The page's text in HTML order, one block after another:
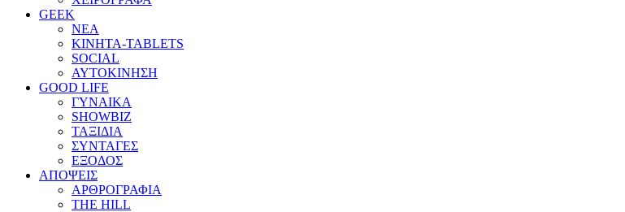
GEEK
ΝΕΑ
ΚΙΝΗΤΑ-TABLETS
SOCIAL
ΑΥΤΟΚΙΝΗΣΗ
GOOD LIFE
ΓΥΝΑΙΚΑ
SHOWBIZ
ΤΑΞΙΔΙΑ
ΣΥΝΤΑΓΕΣ
ΕΞΟΔΟΣ
ΑΠΟΨΕΙΣ
ΑΡΘΡΟΓΡΑΦΙΑ
THE HILL